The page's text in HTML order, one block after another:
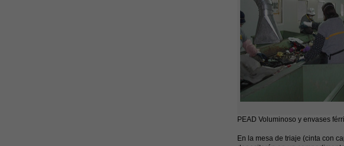
PEAD Voluminoso y envases
En la mesa de triaje (cinta con